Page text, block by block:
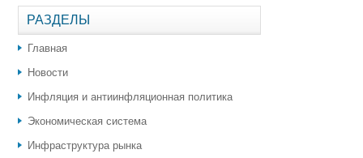
РАЗДЕЛЫ
Главная
Новости
Инфляция и антиинфляционная политика
Экономическая система
Инфраструктура рынка